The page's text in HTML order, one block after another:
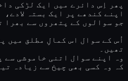
پھر اِس دائرے میں ایک لڑکی
اپنے کندھے پر ایک بستہ لادے،
جو سوالوں کے پتھروں سے بھرا
اُس کے سوال اس کمالِ مطلق میں
تھیں۔
وہ اپنے سوال اتنی خاموشی سے
کہ وہ کسی بھی چیخ سے زیادہ